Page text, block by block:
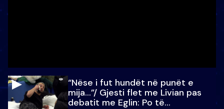
“Nëse i fut hundët në punët e
mija…”/ Gjesti flet me Livian pas
debatit me Eglin: Po të